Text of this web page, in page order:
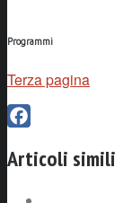
Programmi
Terza pagina
Articoli simili